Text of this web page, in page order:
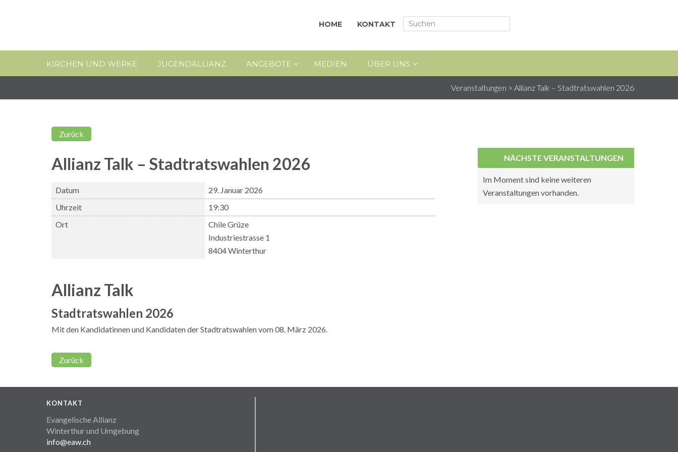
HOME KONTAKT
KIRCHEN UND WERKE JUGENDALLIANZ ANGEBOTE MEDIEN ÜBER UNS
veranstaltungen > Allianz Talk – Stadtratswahlen 2026
Zurück
Allianz Talk – Stadtratswahlen 2026
Datum
29. Januar 2026
Uhrzeit
19:30
Ort
Chile Grüze
Industriestrasse 1
8404 Winterthur
Allianz Talk
Stadtratswahlen 2026
Mit den Kandidatinnen und Kandidaten der Stadtratswahlen vom 08. März 2026.
Zurück
NÄCHSTE VERANSTALTUNGEN
Im Moment sind keine weiteren
Veranstaltungen vorhanden.
KONTAKT
Evangelische Allianz
Winterthur und Umgebung
info@eaw.ch